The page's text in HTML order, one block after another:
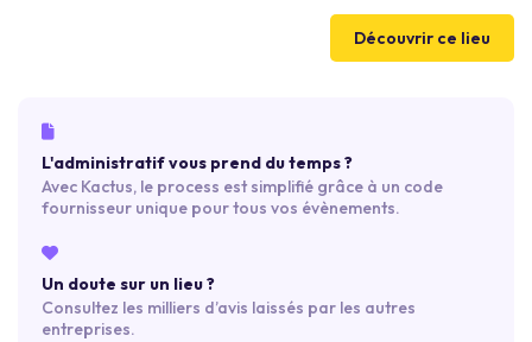
événements (bar, cuisine, place de parking, sanitaire, vestiaire
…). Elle est située idéalement dans une zone calme et discrète
Découvrir ce lieu
L'administratif vous prend du temps ?
Avec Kactus, le process est simplifié grâce à un code
fournisseur unique pour tous vos évènements.
Un doute sur un lieu ?
Consultez les milliers d’avis laissés par les autres
entreprises.